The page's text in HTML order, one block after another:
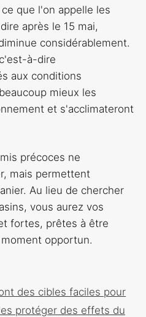
que l'on appelle les
après le 15 mai,
considérablement.
à-dire
aux conditions
mieux les
et s'acclimateront
précoces ne
mais permettent
Au lieu de chercher
vous aurez vos
fortes, prêtes à être
opportun.
des cibles faciles pour
protéger des effets du